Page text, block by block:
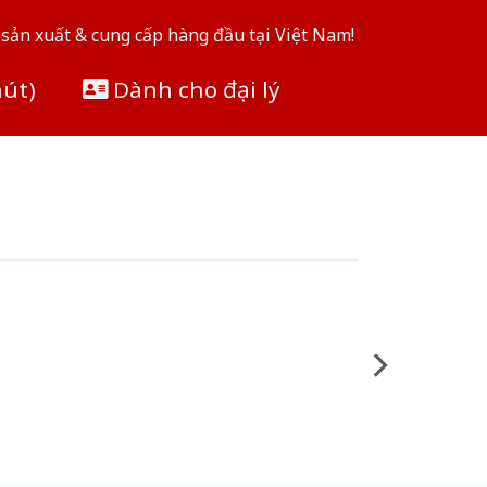
xuất & cung cấp hàng đầu tại Việt Nam!
Dành cho đại lý